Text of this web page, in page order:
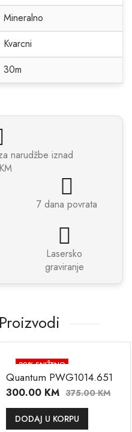
Mineralno
Kvarcni
30m
narudžbe iznad
7 dana povrata
Lasersko
graviranje
20% SNIŽENO
Quantum PWG1014.651
300.00 KM 375.00KM
DODAJ U KORPU